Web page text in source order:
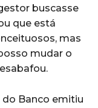
buscasse
que está
mas
mudar o
do Banco emitiu